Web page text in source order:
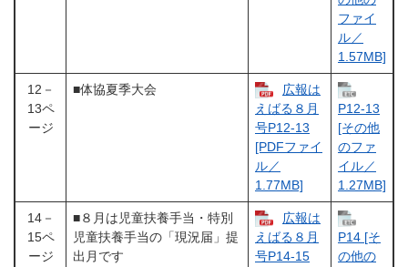
ファイ
ル／
1.57MB]
12－
13ペ
ージ
■体協夏季大会
広報は
えばる８月
号P12-13
[PDFファイ
ル／
1.77MB]
P12-13
[その他
のファ
イル／
1.27MB]
14－
15ペ
ージ
■８月は児童扶養手当・特別
児童扶養手当の「現況届」提
出月です
広報は
えばる８月
号P14-15
P14 [そ
の他の